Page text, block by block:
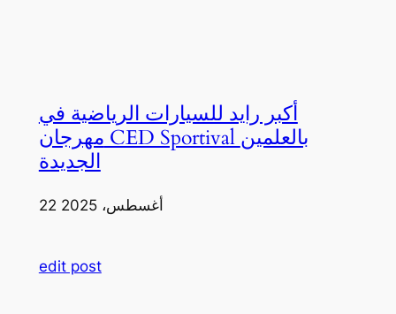
أكبر رايد للسيارات الرياضية في
مهرجان CED Sportival بالعلمين
الجديدة
22 أغسطس، 2025
edit post